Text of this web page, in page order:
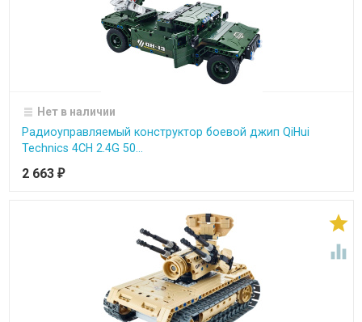
Нет в наличии
Радиоуправляемый конструктор боевой джип QiHui
Technics 4CH 2.4G 50...
2 663 ₽

